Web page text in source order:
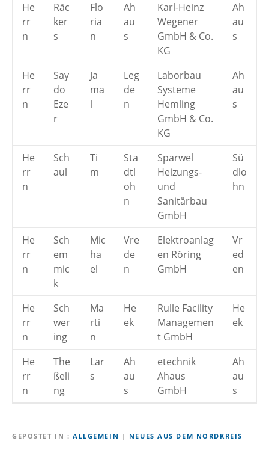
He
rr
n
Räc
ker
s
Flo
ria
n
Ah
au
s
Karl-Heinz
Wegener
GmbH & Co.
KG
Ah
au
s
He
rr
n
Say
do
Eze
r
Ja
ma
l
Leg
de
n
Laborbau
Systeme
Hemling
GmbH & Co.
KG
Ah
au
s
He
rr
n
Sch
aul
Ti
m
Sta
dtl
oh
n
Sparwel
Heizungs-
und
Sanitärbau
GmbH
Sü
dlo
hn
He
rr
n
Sch
em
mic
k
Mic
ha
el
Vre
de
n
Elektroanlag
en Röring
GmbH
Vr
ed
en
He
rr
n
Sch
wer
ing
Ma
rti
n
He
ek
Rulle Facility
Managemen
t GmbH
He
ek
He
rr
n
The
ßeli
ng
Lar
s
Ah
au
s
etechnik
Ahaus
GmbH
Ah
au
s
GEPOSTET IN ALLGEMEIN | NEUES AUS DEM NORDKREIS